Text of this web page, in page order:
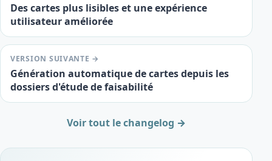
Des cartes plus lisibles et une expérience
utilisateur améliorée
VERSION SUIVANTE →
Génération automatique de cartes depuis les
dossiers d'étude de faisabilité
Voir tout le changelog →